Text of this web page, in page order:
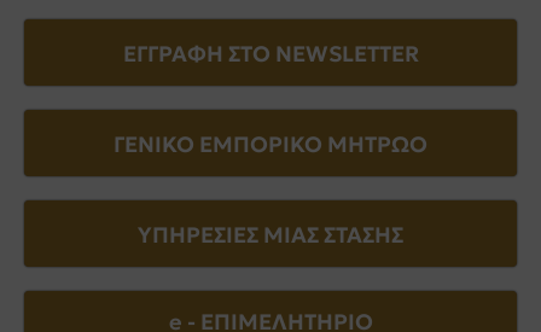
ΕΓΓΡΑΦΗ ΣΤΟ NEWSLETTER
ΓΕΝΙΚΟ ΕΜΠΟΡΙΚΟ ΜΗΤΡΩΟ
ΥΠΗΡΕΣΙΕΣ ΜΙΑΣ ΣΤΑΣΗΣ
e - EΠΙΜΕΛΗΤΗΡΙΟ